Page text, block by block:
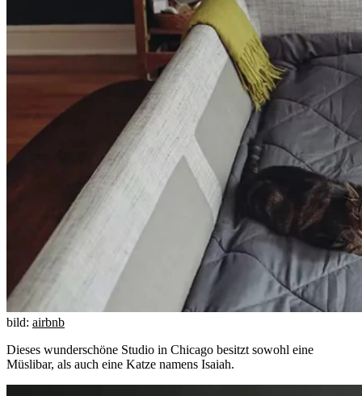
bild: airbnb
Dieses wunderschöne Studio in Chicago besitzt sowohl eine
Müslibar, als auch eine Katze namens Isaiah.